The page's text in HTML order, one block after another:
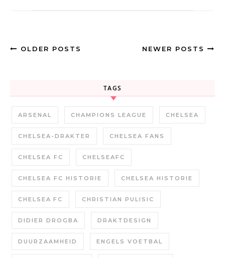
OLDER POSTS NEWER POSTS
TAGS
ARSENAL CHAMPIONS LEAGUE CHELSEA
CHELSEA-DRAKTER CHELSEA FANS
CHELSEA FC CHELSEAFC
CHELSEA FC HISTORIE CHELSEA HISTORIE
CHELSEA FC CHRISTIAN PULISIC
DIDIER DROGBA DRAKTDESIGN
DUURZAAMHEID ENGELS VOETBAL